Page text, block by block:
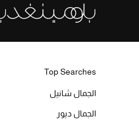
Top Searches
الجمال شانيل
الجمال ديور